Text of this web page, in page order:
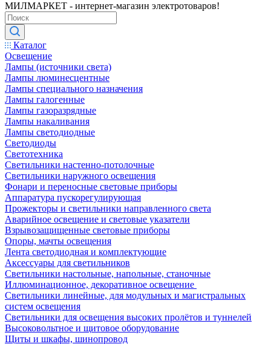
МИЛМАРКЕТ - интернет-магазин электротоваров!
Каталог
Освещение
Лампы (источники света)
Лампы люминесцентные
Лампы специального назначения
Лампы галогенные
Лампы газоразрядные
Лампы накаливания
Лампы светодиодные
Светодиоды
Светотехника
Светильники настенно-потолочные
Светильники наружного освещения
Фонари и переносные световые приборы
Аппаратура пускорегулирующая
Прожекторы и светильники направленного света
Аварийное освещение и световые указатели
Взрывозащищенные световые приборы
Опоры, мачты освещения
Лента светодиодная и комплектующие
Аксессуары для светильников
Светильники настольные, напольные, станочные
Иллюминационное, декоративное освещение
Светильники линейные, для модульных и магистральных
систем освещения
Светильники для освещения высоких пролётов и туннелей
Высоковольтное и щитовое оборудование
Щиты и шкафы, шинопровод